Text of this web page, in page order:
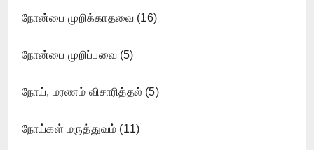
நோன்பை முறிக்காதவை (16)
நோன்பை முறிப்பவை(5)
நோய், மரணம் விசாரித்தல் (5)
நோய்கள் மருத்துவம் (11)